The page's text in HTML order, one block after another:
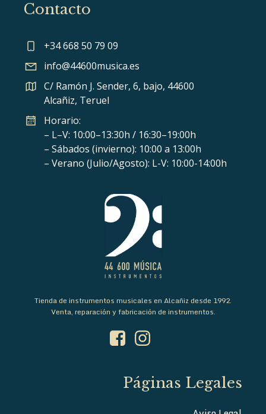
Contacto
+34 668 50 79 09
info@44600musica.es
C/ Ramón J. Sender, 6, bajo, 44600
Alcañiz, Teruel
Horario:
– L–V: 10:00–13:30h / 16:30–19:00h
– Sábados (invierno): 10:00 a 13:00h
– Verano (Julio/Agosto): L-V: 10:00-14:00h
Tienda de instrumentos musicales en Alcañiz desde 1992.
Venta, reparación y fabricación de instrumentos.
Páginas Legales